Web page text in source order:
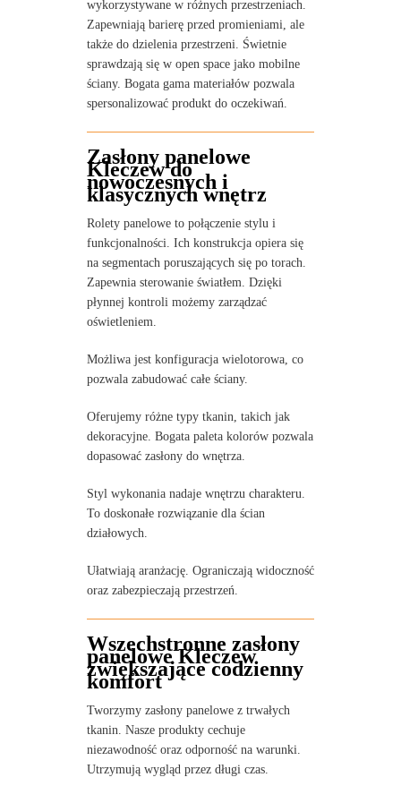
wykorzystywane w różnych przestrzeniach.
Zapewniają barierę przed promieniami, ale
także do dzielenia przestrzeni. Świetnie
sprawdzają się w open space jako mobilne
ściany. Bogata gama materiałów pozwala
spersonalizować produkt do oczekiwań.
Zasłony panelowe
Kleczew do
nowoczesnych i
klasycznych wnętrz
Rolety panelowe to połączenie stylu i
funkcjonalności. Ich konstrukcja opiera się
na segmentach poruszających się po torach.
Zapewnia sterowanie światłem. Dzięki
płynnej kontroli możemy zarządzać
oświetleniem.
Możliwa jest konfiguracja wielotorowa, co
pozwala zabudować całe ściany.
Oferujemy różne typy tkanin, takich jak
dekoracyjne. Bogata paleta kolorów pozwala
dopasować zasłony do wnętrza.
Styl wykonania nadaje wnętrzu charakteru.
To doskonałe rozwiązanie dla ścian
działowych.
Ułatwiają aranżację. Ograniczają widoczność
oraz zabezpieczają przestrzeń.
Wszechstronne zasłony
panelowe Kleczew
zwiększające codzienny
komfort
Tworzymy zasłony panelowe z trwałych
tkanin. Nasze produkty cechuje
niezawodność oraz odporność na warunki.
Utrzymują wygląd przez długi czas.